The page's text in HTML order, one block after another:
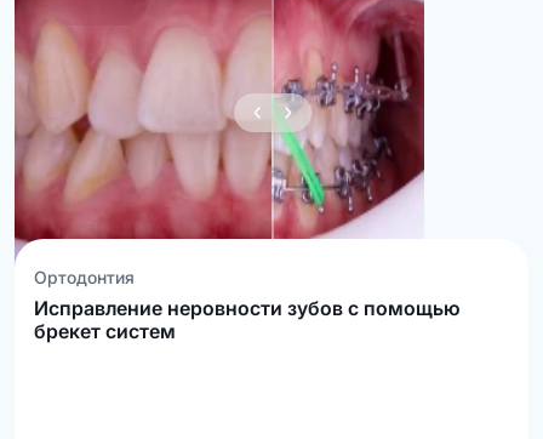
Ортодонтия
Исправление неровности зубов с помощью
брекет систем